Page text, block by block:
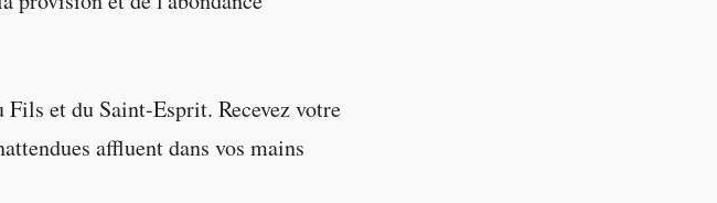
et du Saint-Esprit. Recevez votre
affluent dans vos mains